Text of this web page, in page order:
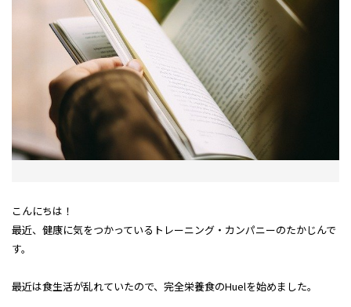
こんにちは！
最近、健康に気をつかっているトレーニング・カンパニーのたかじんで
す。
最近は食生活が乱れていたので、完全栄養食のHuelを始めました。